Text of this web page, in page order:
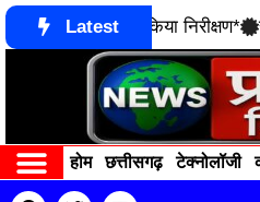
Latest
ने आरसेटी का किया निरीक्षण*
होम छत्तीसगढ़ टेक्नोलॉजी